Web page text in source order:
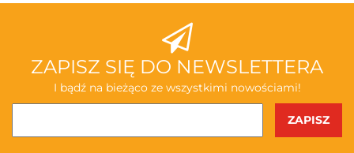
ABAKUS
ZAPISZ SIĘ DO NEWSLETTERA
I bądź na bieżąco ze wszystkimi nowościami!